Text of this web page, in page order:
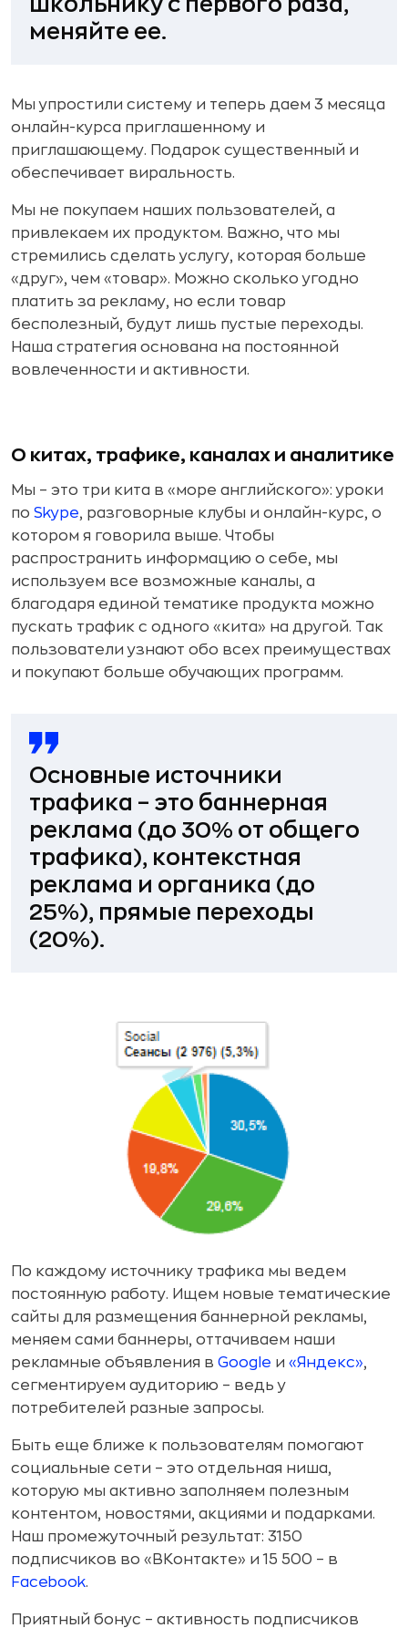
школьнику с первого раза,
меняйте ее.
Мы упростили систему и теперь даем 3 месяца
онлайн-курса приглашенному и
приглашающему. Подарок существенный и
обеспечивает виральность.
Мы не покупаем наших пользователей, а
привлекаем их продуктом. Важно, что мы
стремились сделать услугу, которая больше
«друг», чем «товар». Можно сколько угодно
платить за рекламу, но если товар
бесполезный, будут лишь пустые переходы.
Наша стратегия основана на постоянной
вовлеченности и активности.
О китах, трафике, каналах и аналитике
Мы – это три кита в «море английского»: уроки
по Skype, разговорные клубы и онлайн-курс, о
котором я говорила выше. Чтобы
распространить информацию о себе, мы
используем все возможные каналы, а
благодаря единой тематике продукта можно
пускать трафик с одного «кита» на другой. Так
пользователи узнают обо всех преимуществах
и покупают больше обучающих программ.
Основные источники
трафика – это баннерная
реклама (до 30% от общего
трафика), контекстная
реклама и органика (до
25%), прямые переходы
(20%).
По каждому источнику трафика мы ведем
постоянную работу. Ищем новые тематические
сайты для размещения баннерной рекламы,
меняем сами баннеры, оттачиваем наши
рекламные объявления в Google и «Яндекс»,
сегментируем аудиторию – ведь у
потребителей разные запросы.
Быть еще ближе к пользователям помогают
социальные сети – это отдельная ниша,
которую мы активно заполняем полезным
контентом, новостями, акциями и подарками.
Наш промежуточный результат: 3150
подписчиков во «ВКонтакте» и 15 500 – в
Facebook.
Приятный бонус – активность подписчиков